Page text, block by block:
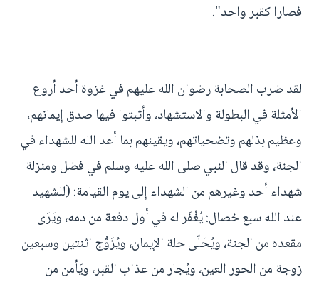
فصارا كقبر واحد".
لقد ضرب الصحابة رضوان الله عليهم في غزوة أحد أروع
الأمثلة في البطولة والاستشهاد، وأثبتوا فيها صدق إيمانهم،
وعظيم بذلهم وتضحياتهم، ويقينهم بما أعد الله للشهداء في
الجنة، وقد قال النبي صلى الله عليه وسلم في فضل ومنزلة
شهداء أحد وغيرهم من الشهداء إلى يوم القيامة: (للشهيد
عند الله سبع خصال: يُغْفَر له في أول دفعة من دمه، ويَرَى
مقعده من الجنة، ويُحَلّى حلة الإيمان، ويُزَوُّج اثنتين وسبعين
زوجة من الحور العين، ويُجار من عذاب القبر، ويَأمن من